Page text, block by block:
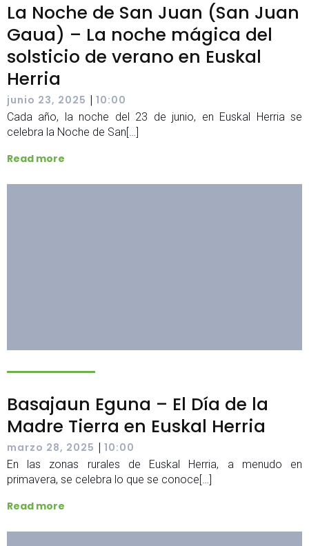
La Noche de San Juan (San Juan
Gaua) – La noche mágica del
solsticio de verano en Euskal
Herria
junio 23, 2025 | 10:00
Cada año, la noche del 23 de junio, en Euskal Herria se
celebra la Noche de San[…]
Read more
Basajaun Eguna – El Día de la
Madre Tierra en Euskal Herria
marzo 28, 2025 | 10:00
En las zonas rurales de Euskal Herria, a menudo en
primavera, se celebra lo que se conoce[…]
Read more